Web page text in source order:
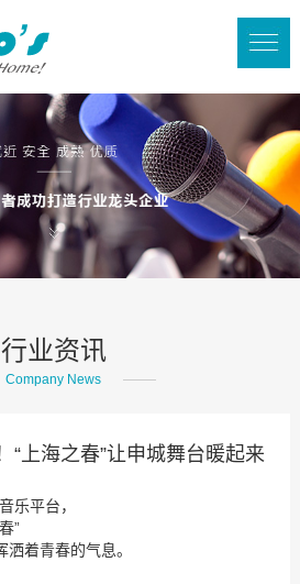
行业资讯
Company News
“上海之春”让申城舞台暖起来
乐平台，
”
着青春的气息。